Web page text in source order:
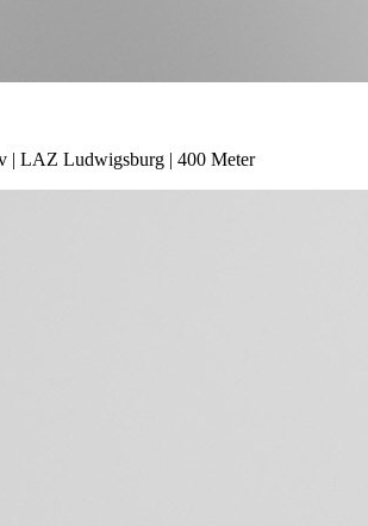
| LAZ Ludwigsburg | 400 Meter